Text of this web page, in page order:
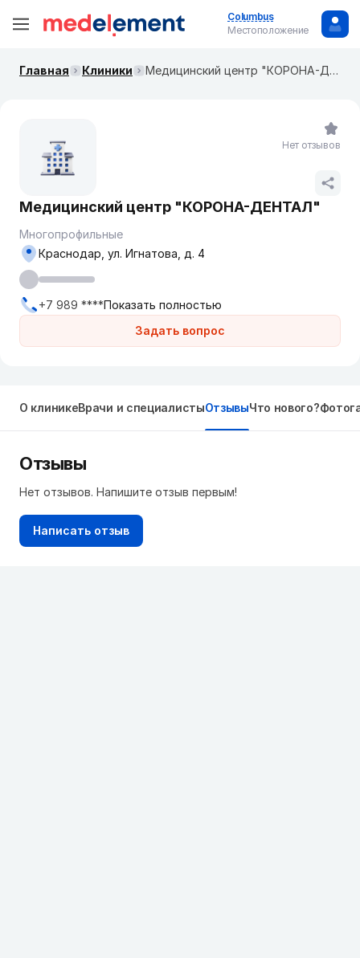
Columbus
Местоположение
Главная Клиники Медицинский центр "КОРОНА-ДЕНТАЛ"
Медицинский центр "КОРОНА-ДЕНТАЛ"
Многопрофильные
Задать вопрос
Краснодар, ул. Игнатова, д. 4
+7 989 ****Показать полностью
Нет отзывов
О клиникеВрачи и специалистыОтзывыЧто нового?
Отзывы
Нет отзывов. Напишите отзыв первым!
Написать отзыв